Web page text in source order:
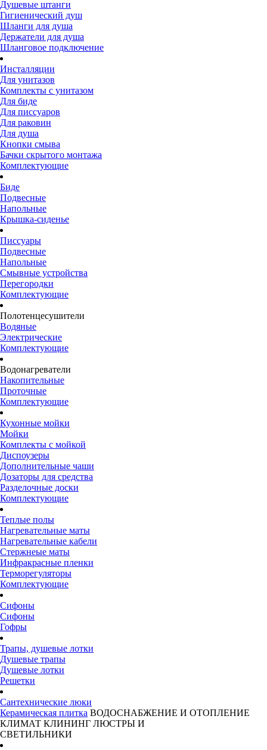
Душевые штанги
Гигиенический душ
Шланги для душа
Держатели для душа
Шланговое подключение
Инсталляции
Для унитазов
Комплекты с унитазом
Для биде
Для писсуаров
Для раковин
Для душа
Кнопки смыва
Бачки скрытого монтажа
Комплектующие
Биде
Подвесные
Напольные
Крышка-сиденье
Писсуары
Подвесные
Напольные
Смывные устройства
Перегородки
Комплектующие
Полотенцесушители
Водяные
Электрические
Комплектующие
Водонагреватели
Накопительные
Проточные
Комплектующие
Кухонные мойки
Мойки
Комплекты с мойкой
Диспоузеры
Дополнительные чаши
Дозаторы для средства
Разделочные доски
Комплектующие
Теплые полы
Нагревательные маты
Нагревательные кабели
Стержнеые маты
Инфракрасные пленки
Терморегуляторы
Комплектующие
Сифоны
Сифоны
Гофры
Трапы, душевые лотки
Душевые трапы
Душевые лотки
Решетки
Сантехнические люки
Керамическая плитка ВОДОСНАБЖЕНИЕ И ОТОПЛЕНИЕ
КЛИМАТ КЛИНИНГ ЛЮСТРЫ И
СВЕТИЛЬНИКИ